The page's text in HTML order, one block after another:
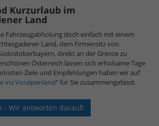
Kurzurlaub im
Land
Fahrzeugabholung doch einfach mit einem
Land, dem Firmensitz von
direkt an der Grenze zu
Österreich lassen sich erholsame Tage
Ziele und Empfehlungen haben wir auf
ins Voralpenland" für Sie zusammengefasst.
- Wir antworten darauf!